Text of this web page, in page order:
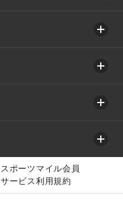
スポーツマイル会員
サービス利用規約